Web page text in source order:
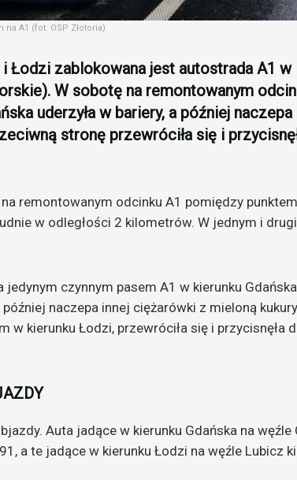
A1 (fot. OSP Złotoria)
i Łodzi zablokowana jest autostrada A1 w
W sobotę na remontowanym
uderzyła w bariery, a później
stronę przewróciła się i
remontowanym odcinku A1 pomiędzy
w odległości 2 kilometrów. W jednym i
jedynym czynnym pasem A1 w kierunku
naczepa innej ciężarówki z mieloną
w kierunku Łodzi, przewróciła się i przycisnęła
Auta jadące w kierunku Gdańska na
a te jadące w kierunku Łodzi na węźle Lubicz